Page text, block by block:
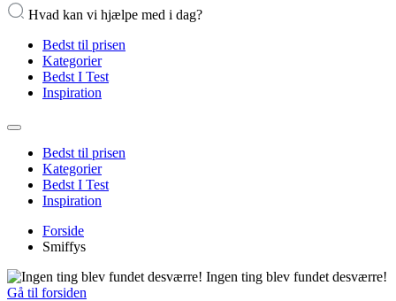
Hvad kan vi hjælpe med i dag?
Bedst til prisen
Kategorier
Bedst I Test
Inspiration
Bedst til prisen
Kategorier
Bedst I Test
Inspiration
Forside
Smiffys
Ingen ting blev fundet desværre!
Gå til forsiden